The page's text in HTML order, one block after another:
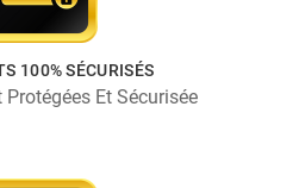
100% SÉCURISÉS
Et Sécurisée